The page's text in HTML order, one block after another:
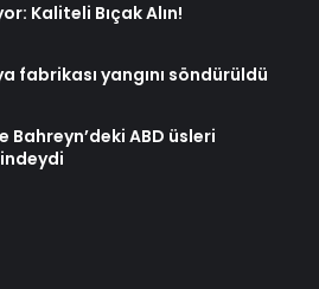
Kaliteli Bıçak Alın!
fabrikası yangını söndürüldü
Bahreyn’deki ABD üsleri